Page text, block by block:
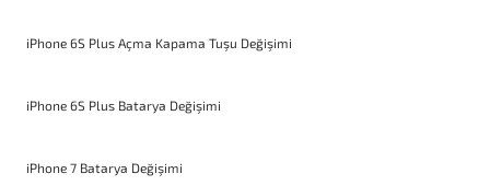
iPhone 6S Plus Açma Kapama Tuşu Değişimi
iPhone 6S Plus Batarya Değişimi
iPhone 7 Batarya Değişimi